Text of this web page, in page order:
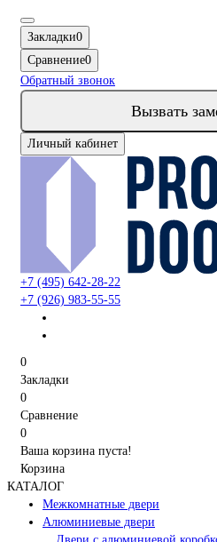
Закладки0
Сравнение0
Обратный звонок
Вызвать
Личный кабинет
+7 (495) 642-28-22
+7 (926) 983-55-55
0
Закладки
0
Сравнение
0
Ваша корзина пуста!
Корзина
КАТАЛОГ
Межкомнатные двери
Алюминиевые двери